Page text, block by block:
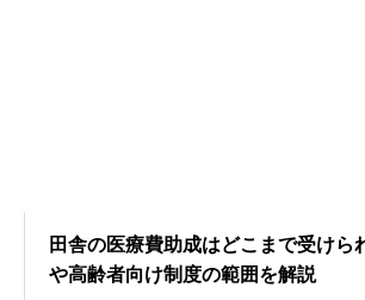
田舎の医療費助成はどこまで受けら
や高齢者向け制度の範囲を解説